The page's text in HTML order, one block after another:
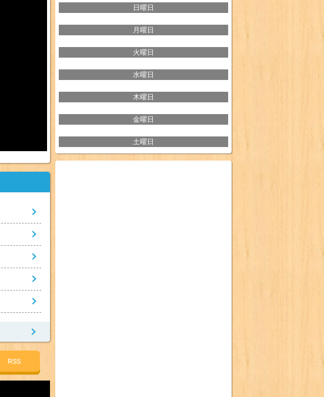
RSS
日曜日
月曜日
火曜日
水曜日
木曜日
金曜日
土曜日